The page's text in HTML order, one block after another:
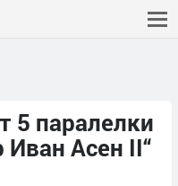
5 паралелки
Асен II“